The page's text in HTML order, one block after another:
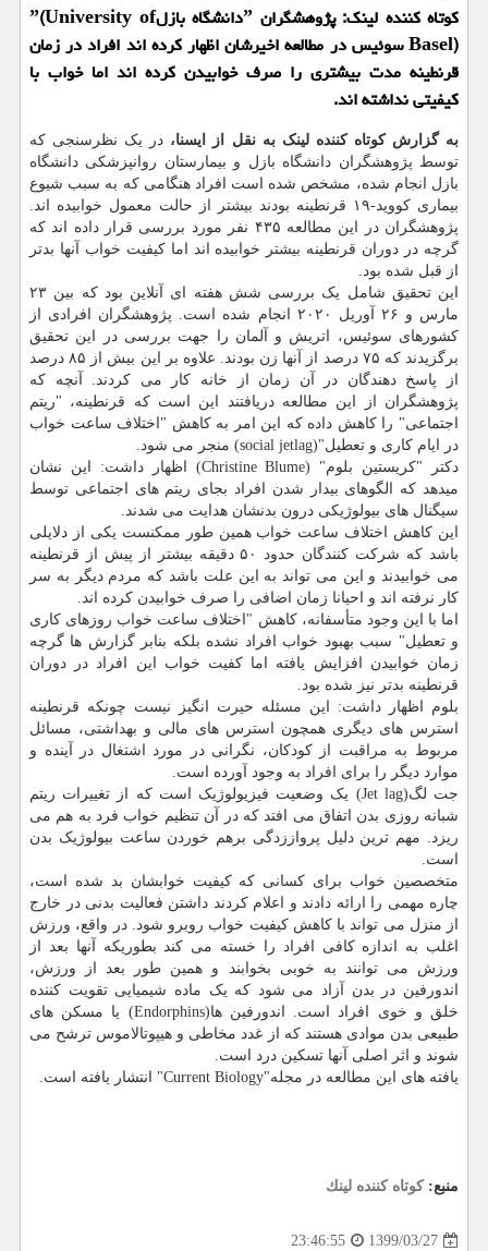
كوتاه كننده لینك: پژوهشگران ˮدانشگاه بازلˮ(University of
Basel) سوئیس در مطالعه اخیرشان اظهار كرده اند افراد در زمان
قرنطینه مدت بیشتری را صرف خوابیدن كرده اند اما خواب با
كیفیتی نداشته اند.
به گزارش کوتاه کننده لینک به نقل از ایسنا، در یک نظرسنجی که
توسط پژوهشگران دانشگاه بازل و بیمارستان روانپزشکی دانشگاه
بازل انجام شده، مشخص شده است افراد هنگامی که به سبب شیوع
بیماری کووید-۱۹ قرنطینه بودند بیشتر از حالت معمول خوابیده اند.
پژوهشگران در این مطالعه ۴۳۵ نفر مورد بررسی قرار داده اند که
گرچه در دوران قرنطینه بیشتر خوابیده اند اما کیفیت خواب آنها بدتر
از قبل شده بود.
این تحقیق شامل یک بررسی شش هفته ای آنلاین بود که بین ۲۳
مارس و ۲۶ آوریل ۲۰۲۰ انجام شده است. پژوهشگران افرادی از
کشورهای سوئیس، اتریش و آلمان را جهت بررسی در این تحقیق
برگزیدند که ۷۵ درصد از آنها زن بودند. علاوه بر این بیش از ۸۵ درصد
از پاسخ دهندگان در آن زمان از خانه کار می کردند. آنچه که
پژوهشگران از این مطالعه دریافتند این است که قرنطینه، "ریتم
اجتماعی" را کاهش داده که این امر به کاهش "اختلاف ساعت خواب
در ایام کاری و تعطیل"(social jetlag) منجر می شود.
دکتر "کریستین بلوم" (Christine Blume) اظهار داشت: این نشان
میدهد که الگوهای بیدار شدن افراد بجای ریتم های اجتماعی توسط
سیگنال های بیولوژیکی درون بدنشان هدایت می شدند.
این کاهش اختلاف ساعت خواب همین طور ممکنست یکی از دلایلی
باشد که شرکت کنندگان حدود ۵۰ دقیقه بیشتر از پیش از قرنطینه
می خوابیدند و این می تواند به این علت باشد که مردم دیگر به سر
کار نرفته اند و احیانا زمان اضافی را صرف خوابیدن کرده اند.
اما با این وجود متأسفانه، کاهش "اختلاف ساعت خواب روزهای کاری
و تعطیل" سبب بهبود خواب افراد نشده بلکه بنابر گزارش ها گرچه
زمان خوابیدن افزایش یافته اما کفیت خواب این افراد در دوران
قرنطینه بدتر نیز شده بود.
بلوم اظهار داشت: این مسئله حیرت انگیز نیست چونکه قرنطینه
استرس های دیگری همچون استرس های مالی و بهداشتی، مسائل
مربوط به مراقبت از کودکان، نگرانی در مورد اشتغال در آینده و
موارد دیگر را برای افراد به وجود آورده است.
جت لگ(Jet lag) یک وضعیت فیزیولوژیک است که از تغییرات ریتم
شبانه روزی بدن اتفاق می افتد که در آن تنظیم خواب فرد به هم می
ریزد. مهم ترین دلیل پرواززدگی برهم خوردن ساعت بیولوژیک بدن
است.
متخصصین خواب برای کسانی که کیفیت خوابشان بد شده است،
چاره مهمی را ارائه دادند و اعلام کردند داشتن فعالیت بدنی در خارج
از منزل می تواند با کاهش کیفیت خواب روبرو شود. در واقع، ورزش
اغلب به اندازه کافی افراد را خسته می کند بطوریکه آنها بعد از
ورزش می توانند به خوبی بخوابند و همین طور بعد از ورزش،
اندورفین در بدن آزاد می شود که یک ماده شیمیایی تقویت کننده
خلق و خوی افراد است. اندورفین ها(Endorphins) یا مسکن های
طبیعی بدن موادی هستند که از غدد مخاطی و هیپوتالاموس ترشح می
شوند و اثر اصلی آنها تسکین درد است.
یافته های این مطالعه در مجله"Current Biology" انتشار یافته است.
منبع:كوتاه كننده لینك
1399/03/27
23:46:55